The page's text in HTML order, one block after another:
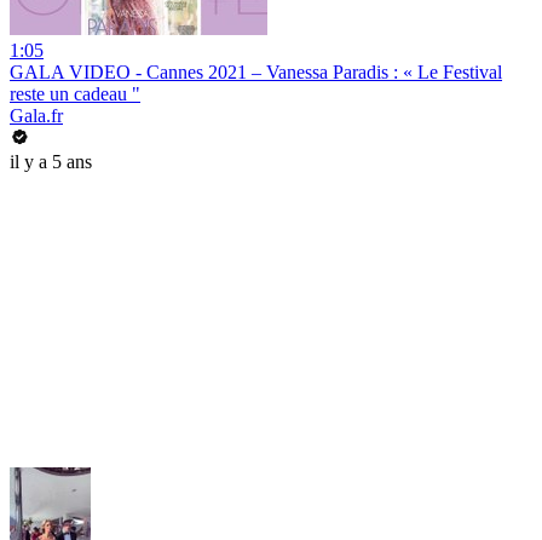
1:05
GALA VIDEO - Cannes 2021 – Vanessa Paradis : « Le Festival
reste un cadeau "
Gala.fr
il y a 5 ans